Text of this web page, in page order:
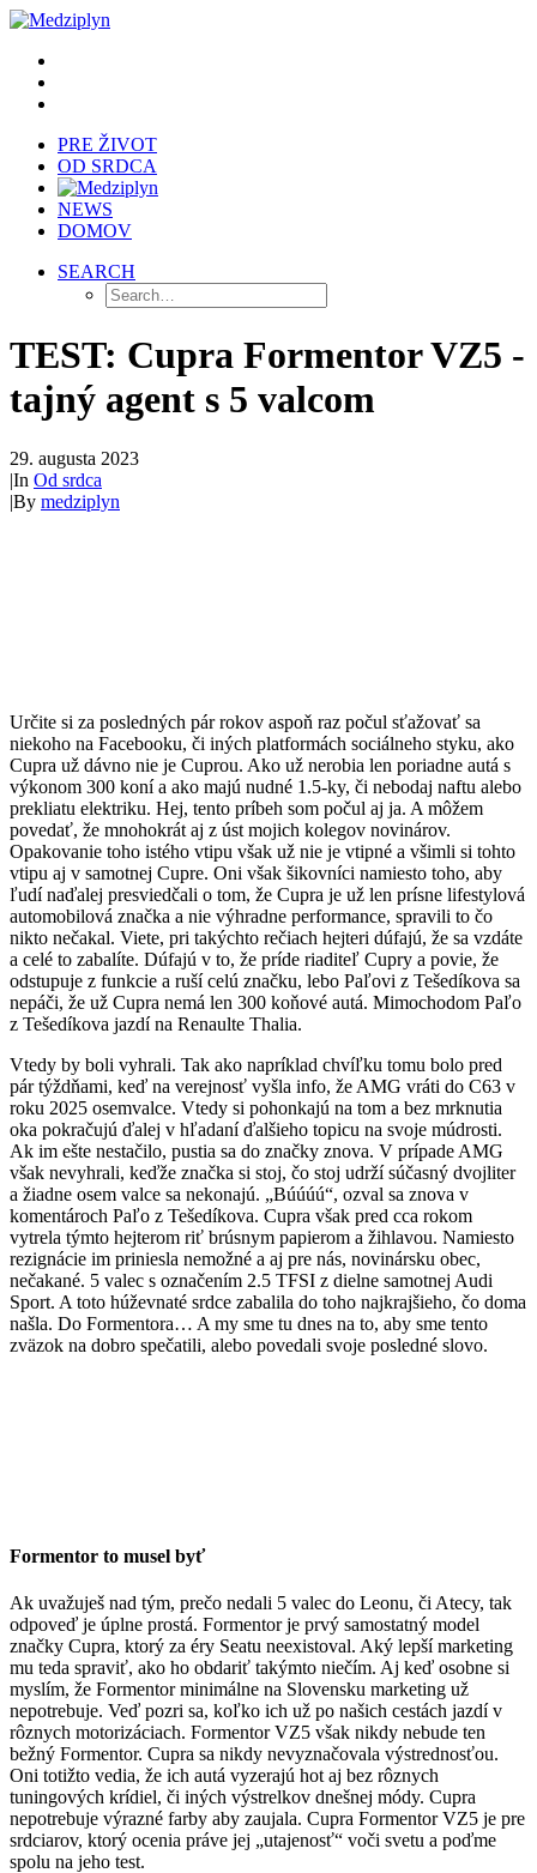
PRE ŽIVOT
OD SRDCA
NEWS
DOMOV
SEARCH
TEST: Cupra Formentor VZ5 -
tajný agent s 5 valcom
29. augusta 2023
|In Od srdca
|By medziplyn
Určite si za posledných pár rokov aspoň raz počul sťažovať sa
niekoho na Facebooku, či iných platformách sociálneho styku, ako
Cupra už dávno nie je Cuprou. Ako už nerobia len poriadne autá s
výkonom 300 koní a ako majú nudné 1.5-ky, či nebodaj naftu alebo
prekliatu elektriku. Hej, tento príbeh som počul aj ja. A môžem
povedať, že mnohokrát aj z úst mojich kolegov novinárov.
Opakovanie toho istého vtipu však už nie je vtipné a všimli si tohto
vtipu aj v samotnej Cupre. Oni však šikovníci namiesto toho, aby
ľudí naďalej presviedčali o tom, že Cupra je už len prísne lifestylová
automobilová značka a nie výhradne performance, spravili to čo
nikto nečakal. Viete, pri takýchto rečiach hejteri dúfajú, že sa vzdáte
a celé to zabalíte. Dúfajú v to, že príde riaditeľ Cupry a povie, že
odstupuje z funkcie a ruší celú značku, lebo Paľovi z Tešedíkova sa
nepáči, že už Cupra nemá len 300 koňové autá. Mimochodom Paľo
z Tešedíkova jazdí na Renaulte Thalia.
Vtedy by boli vyhrali. Tak ako napríklad chvíľku tomu bolo pred
pár týždňami, keď na verejnosť vyšla info, že AMG vráti do C63 v
roku 2025 osemvalce. Vtedy si pohonkajú na tom a bez mrknutia
oka pokračujú ďalej v hľadaní ďalšieho topicu na svoje múdrosti.
Ak im ešte nestačilo, pustia sa do značky znova. V prípade AMG
však nevyhrali, keďže značka si stoj, čo stoj udrží súčasný dvojliter
a žiadne osem valce sa nekonajú. „Búúúú“, ozval sa znova v
komentároch Paľo z Tešedíkova. Cupra však pred cca rokom
vytrela týmto hejterom riť brúsnym papierom a žihlavou. Namiesto
rezignácie im priniesla nemožné a aj pre nás, novinársku obec,
nečakané. 5 valec s označením 2.5 TFSI z dielne samotnej Audi
Sport. A toto húževnaté srdce zabalila do toho najkrajšieho, čo doma
našla. Do Formentora… A my sme tu dnes na to, aby sme tento
zväzok na dobro spečatili, alebo povedali svoje posledné slovo.
Formentor to musel byť
Ak uvažuješ nad tým, prečo nedali 5 valec do Leonu, či Atecy, tak
odpoveď je úplne prostá. Formentor je prvý samostatný model
značky Cupra, ktorý za éry Seatu neexistoval. Aký lepší marketing
mu teda spraviť, ako ho obdariť takýmto niečím. Aj keď osobne si
myslím, že Formentor minimálne na Slovensku marketing už
nepotrebuje. Veď pozri sa, koľko ich už po našich cestách jazdí v
rôznych motorizáciach. Formentor VZ5 však nikdy nebude ten
bežný Formentor. Cupra sa nikdy nevyznačovala výstrednosťou.
Oni totižto vedia, že ich autá vyzerajú hot aj bez rôznych
tuningových krídiel, či iných výstrelkov dnešnej módy. Cupra
nepotrebuje výrazné farby aby zaujala. Cupra Formentor VZ5 je pre
srdciarov, ktorý ocenia práve jej „utajenosť“ voči svetu a poďme
spolu na jeho test.